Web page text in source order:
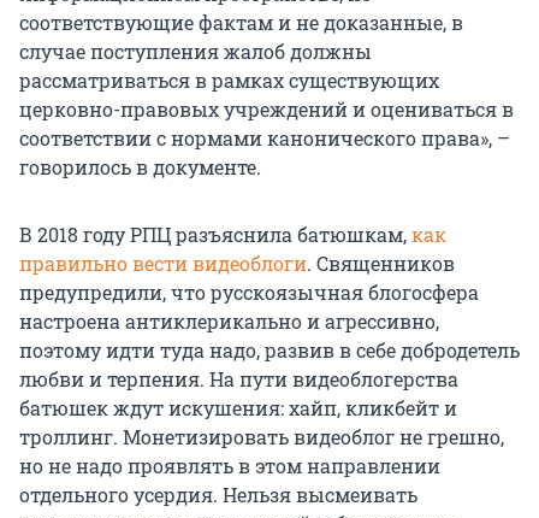
соответствующие фактам и не доказанные, в
случае поступления жалоб должны
рассматриваться в рамках существующих
церковно-правовых учреждений и оцениваться в
соответствии с нормами канонического права», –
говорилось в документе.
В 2018 году РПЦ разъяснила батюшкам,как
правильно вести видеоблоги. Священников
предупредили, что русскоязычная блогосфера
настроена антиклерикально и агрессивно,
поэтому идти туда надо, развив в себе добродетель
любви и терпения. На пути видеоблогерства
батюшек ждут искушения: хайп, кликбейт и
троллинг. Монетизировать видеоблог не грешно,
но не надо проявлять в этом направлении
отдельного усердия. Нельзя высмеивать